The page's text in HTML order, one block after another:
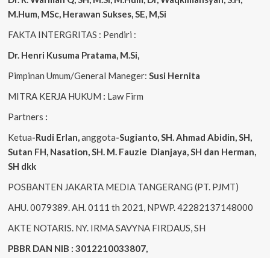
M.Hum, MSc, Herawan Sukses, SE, M,Si
FAKTA INTERGRITAS : Pendiri :
Dr. Henri Kusuma Pratama, M.Si
Pimpinan Umum/General Maneger: Susi Hernita
MITRA KERJA HUKUM : Law Firm
Partners :
Ketua-Rudi Erlan anggota-Sugianto, SH. Ahmad Abidin , SH,
Sutan FH, Nasation , SH. M. Fauzie Dianjaya , SH dan Herman,
SH dkk
POSBANTEN JAKARTA MEDIA TANGERANG (PT. PJMT)
AHU. 0079389. AH. 0111 th 2021, NPWP. 42282137148000
AKTE NOTARIS. NY. IRMA SAVYNA FIRDAUS, SH
PBBR DAN NIB : 3012210033807,